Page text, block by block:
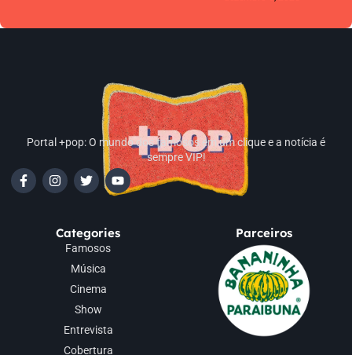
Portal +pop: O mundo dos famosos em um clique e a notícia é
sempre VIP!
Categories
Famosos
Música
Cinema
Show
Entrevista
Cobertura
Parceiros